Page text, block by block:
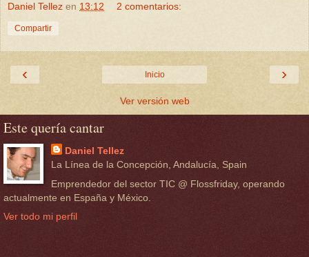
Daniel Tellez en 13:12 2 comentarios:
Compartir
‹ ›
Inicio
Ver versión web
Este quería cantar
Daniel Tellez
La Línea de la Concepción, Andalucía, Spain
Emprendedor del sector TIC @ Flossfriday, operando
actualmente en España y México.
Ver todo mi perfil